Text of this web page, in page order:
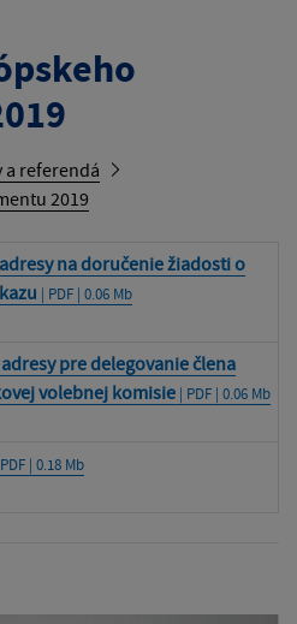
a referendá
2019
na doručenie žiadosti o
| PDF | 0.06 Mb
pre delegovanie člena
volebnej komisie | PDF | 0.06 Mb
| 0.18 Mb